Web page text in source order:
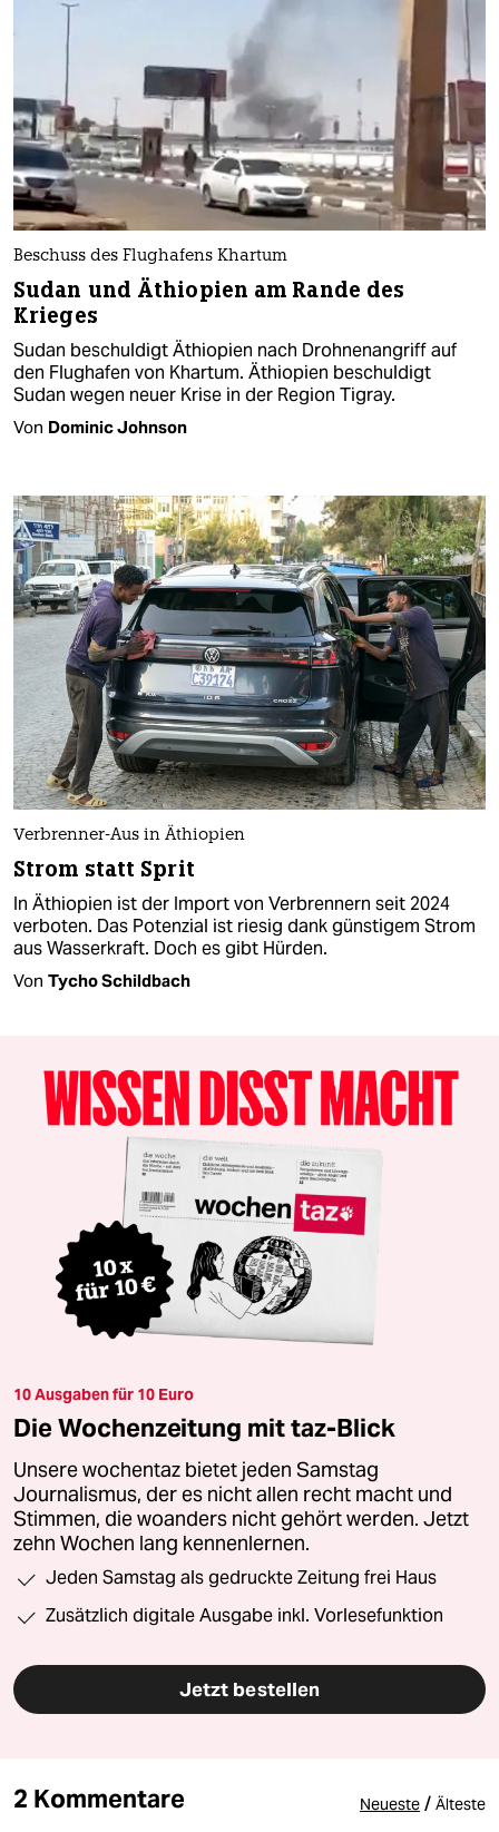
Beschuss des Flughafens Khartum
Sudan und Äthiopien am Rande des
Krieges
Sudan beschuldigt Äthiopien nach Drohnenangriff auf
den Flughafen von Khartum. Äthiopien beschuldigt
Sudan wegen neuer Krise in der Region Tigray.
Von Dominic Johnson
Verbrenner-Aus in Äthiopien
Strom statt Sprit
In Äthiopien ist der Import von Verbrennern seit 2024
verboten. Das Potenzial ist riesig dank günstigem Strom
aus Wasserkraft. Doch es gibt Hürden.
Von Tycho Schildbach
10 Ausgaben für 10 Euro
Die Wochenzeitung mit taz-Blick
Unsere wochentaz bietet jeden Samstag
Journalismus, der es nicht allen recht macht und
Stimmen, die woanders nicht gehört werden. Jetzt
zehn Wochen lang kennenlernen.
Jeden Samstag als gedruckte Zeitung frei Haus
Zusätzlich digitale Ausgabe inkl. Vorlesefunktion
Jetzt bestellen
2 Kommentare Neueste / Älteste